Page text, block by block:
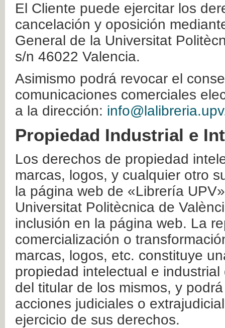
El Cliente puede ejercitar los
cancelación y oposición
General de la Universitat
s/n 46022 Valencia.
Asimismo podrá revocar el
comunicaciones comerciales
a la dirección:
Propiedad Industrial e
Los derechos de propiedad
marcas, logos, y cualquier otro
la página web de «Librería
Universitat Politècnica de
inclusión en la página web. La
comercialización o
marcas, logos, etc. constituye
propiedad intelectual e
del titular de los mismos, y
acciones judiciales o
ejercicio de sus derechos.